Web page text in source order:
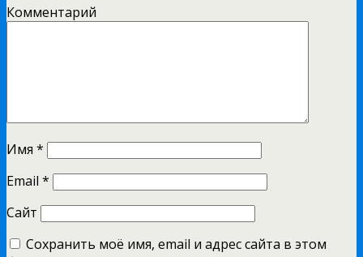
Комментарий
Имя *
Email *
Сайт
Сохранить моё имя, email и адрес сайта в этом